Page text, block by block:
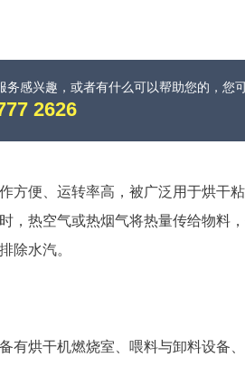
务感兴趣，或者有什么可以帮助您的，您
2626
方便、运转率高，被广泛用于烘干
，热空气或热烟气将热量传给物料
除水汽。
有烘干机燃烧室、喂料与卸料设备